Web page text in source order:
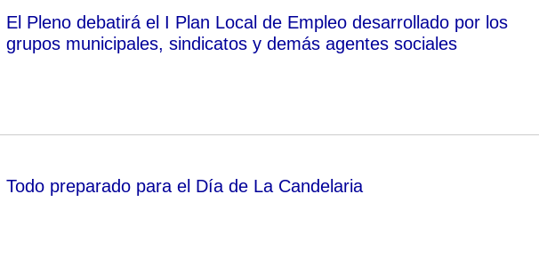
El Pleno debatirá el I Plan Local de Empleo desarrollado por los
grupos municipales, sindicatos y demás agentes sociales
Todo preparado para el Día de La Candelaria